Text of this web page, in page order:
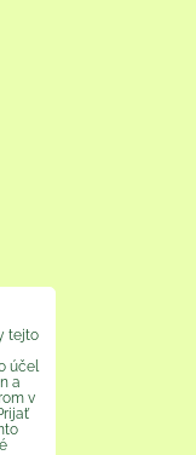
tejto
účel
a
v